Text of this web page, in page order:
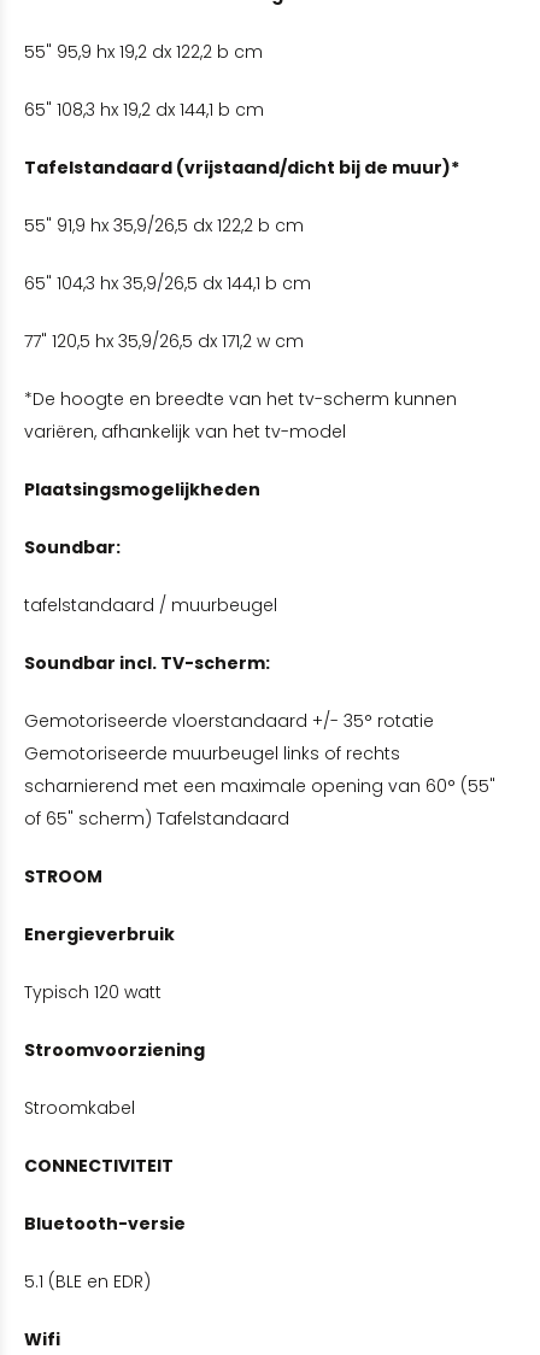
55" 95,9 hx 19,2 dx 122,2 b cm
65" 108,3 hx 19,2 dx 144,1 b cm
Tafelstandaard (vrijstaand/dicht bij de muur)*
55" 91,9 hx 35,9/26,5 dx 122,2 b cm
65" 104,3 hx 35,9/26,5 dx 144,1 b cm
77" 120,5 hx 35,9/26,5 dx 171,2 w cm
*De hoogte en breedte van het tv-scherm kunnen
variëren, afhankelijk van het tv-model
Plaatsingsmogelijkheden
Soundbar:
tafelstandaard / muurbeugel
Soundbar incl. TV-scherm:
Gemotoriseerde vloerstandaard +/- 35° rotatie
Gemotoriseerde muurbeugel links of rechts
scharnierend met een maximale opening van 60° (55"
of 65" scherm) Tafelstandaard
STROOM
Energieverbruik
Typisch 120 watt
Stroomvoorziening
Stroomkabel
CONNECTIVITEIT
Bluetooth-versie
5.1 (BLE en EDR)
Wifi